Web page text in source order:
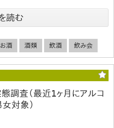
読む
お酒 酒類 飲酒 飲み会
調査（最近1ヶ月にアルコ
対象）